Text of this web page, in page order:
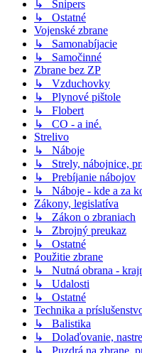
↳ Snipers
↳ Ostatné
Vojenské zbrane
↳ Samonabíjacie
↳ Samočinné
Zbrane bez ZP
↳ Vzduchovky
↳ Plynové pištole
↳ Flobert
↳ CO - a iné.
Strelivo
↳ Náboje
↳ Strely, nábojnice,
↳ Prebíjanie nábojov
↳ Náboje - kde a za
Zákony, legislatíva
↳ Zákon o zbraniach
↳ Zbrojný preukaz
↳ Ostatné
Použitie zbrane
↳ Nutná obrana -
↳ Udalosti
↳ Ostatné
Technika a
↳ Balistika
↳ Dolaďovanie,
↳ Puzdrá na zbrane,